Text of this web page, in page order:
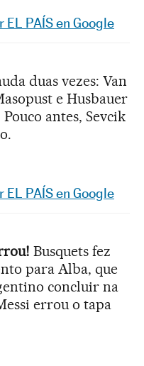
Redes Sociales
EL PAÍS en Google
duas vezes: Van
e Husbauer
antes, Sevcik
Redes Sociales
EL PAÍS en Google
Busquets fez
para Alba, que
concluir na
errou o tapa